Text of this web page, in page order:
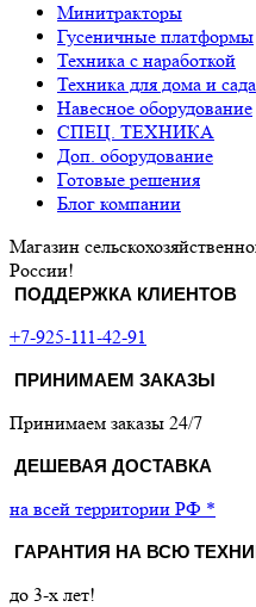
Минитракторы
Гусеничные платформы
Техника с наработкой
Техника для дома и сада
Навесное оборудование
СПЕЦ. ТЕХНИКА
Доп. оборудование
Готовые решения
Блог компании
Магазин
России!
ПОДДЕРЖКА КЛИЕНТОВ
+7-925-111-42-91
ПРИНИМАЕМ ЗАКАЗЫ
Принимаем заказы 24/7
ДЕШЕВАЯ ДОСТАВКА
на всей территории РФ *
ГАРАНТИЯ НА ВСЮ
до 3-х лет!